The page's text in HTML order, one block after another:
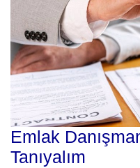
Emlak
Tanıyalım